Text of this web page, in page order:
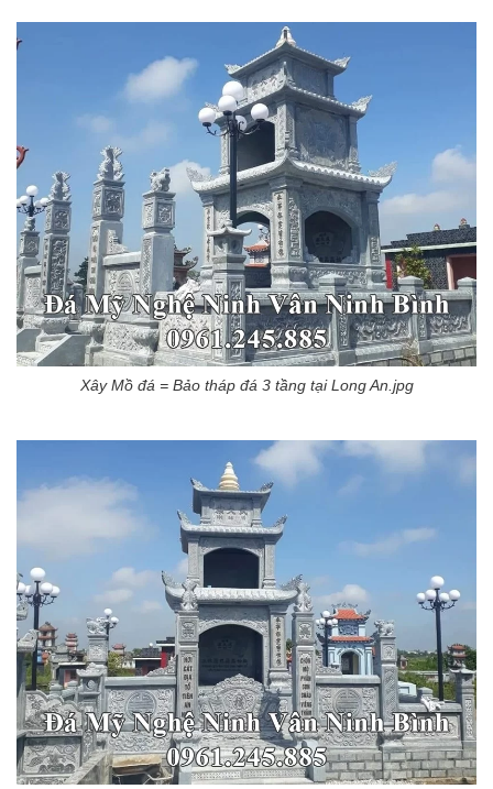
Xây Mồ đá = Bảo tháp đá 3 tầng tại Long An.jpg